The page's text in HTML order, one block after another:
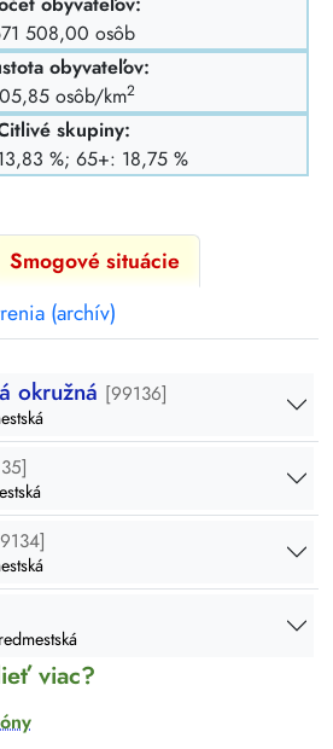
508,00 osôb
obyvateľov:
osôb/km2
skupiny:
%; 65+: 18,75 %
Smogové situácie
(archív)
okružná [99136]
pozaďová, mestská
dopravná, mestská
pozaďová, mestská
pozaďová, predmestská
viac?